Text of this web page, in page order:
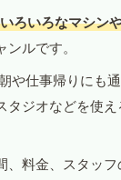
いろいろなマシン
ルです。
や仕事帰りにも
タジオなどを使え
、料金、スタッ